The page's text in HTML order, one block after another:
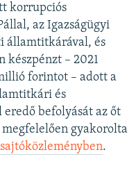
korrupciós
az Igazságügyi
államtitkárával, és
készpénzt – 2021
forintot – adott a
és
befolyását az őt
gyakorolta
.